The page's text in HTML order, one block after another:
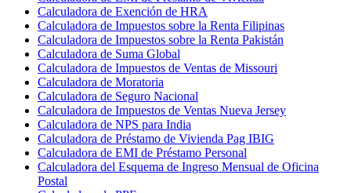
Calculadora de Exención de HRA
Calculadora de Impuestos sobre la Renta Filipinas
Calculadora de Impuestos sobre la Renta Pakistán
Calculadora de Suma Global
Calculadora de Impuestos de Ventas de Missouri
Calculadora de Moratoria
Calculadora de Seguro Nacional
Calculadora de Impuestos de Ventas Nueva Jersey
Calculadora de NPS para India
Calculadora de Préstamo de Vivienda Pag IBIG
Calculadora de EMI de Préstamo Personal
Calculadora del Esquema de Ingreso Mensual de Oficina
Postal